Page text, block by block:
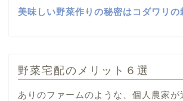
美味しい野菜作りの秘密はコダワリの
野菜宅配のメリット６選
ありのファームのような、個人農家が